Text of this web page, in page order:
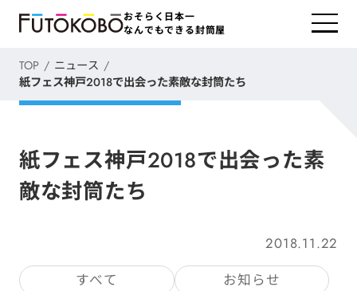
おそらく日本一
なんでもできる封筒屋
TOP
ニュース
紙フェス神戸2018で出会った素敵な封筒たち
紙フェス神戸2018で出会った素
敵な封筒たち
2018.11.22
すべて
お知らせ